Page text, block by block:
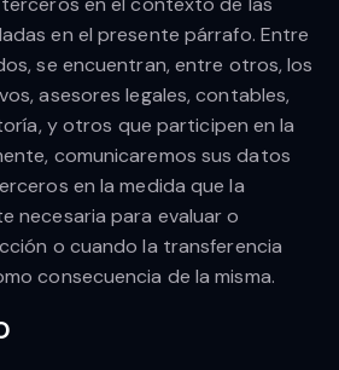
en el presente párrafo. Entre
se encuentran, entre otros, los
asesores legales, contables,
y otros que participen en la
comunicaremos sus datos
en la medida que la
necesaria para evaluar o
o cuando la transferencia
consecuencia de la misma.